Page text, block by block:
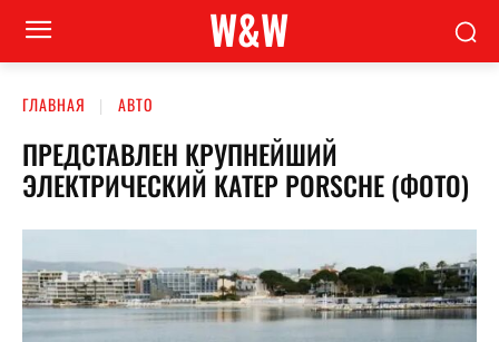
W&W
ГЛАВНАЯ АВТО
ПРЕДСТАВЛЕН КРУПНЕЙШИЙ
ЭЛЕКТРИЧЕСКИЙ КАТЕР PORSCHE (ФОТО)